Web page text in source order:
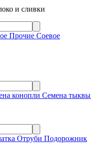
и сливки
Прочие Соевое
конопли Семена тыквы
Отруби Подорожник